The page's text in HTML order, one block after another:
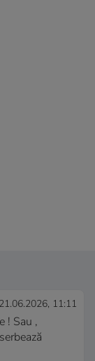
21.06.2026, 11:11
! Sau ,